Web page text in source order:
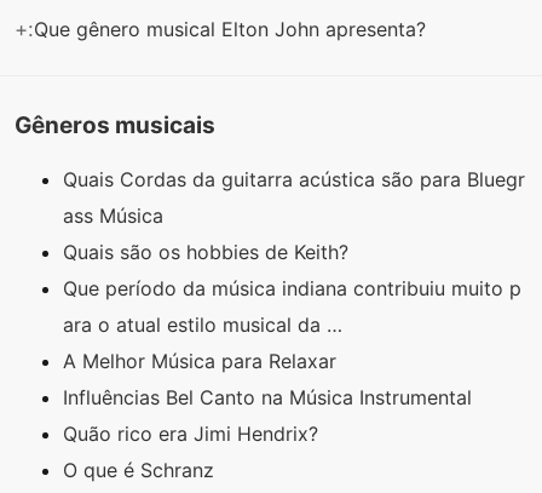
+:Que gênero musical Elton John apresenta?
Gêneros musicais
Quais Cordas da guitarra acústica são para Bluegr
ass Música
Quais são os hobbies de Keith?
Que período da música indiana contribuiu muito p
ara o atual estilo musical da …
A Melhor Música para Relaxar
Influências Bel Canto na Música Instrumental
Quão rico era Jimi Hendrix?
O que é Schranz